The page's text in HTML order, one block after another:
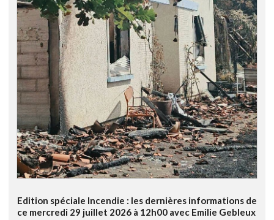
Edition spéciale Incendie : les dernières informations de
ce mercredi 29 juillet 2026 à 12h00 avec Emilie Gebleux